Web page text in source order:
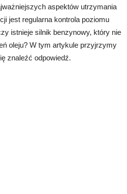
aspektów utrzymania
jest regularna kontrola poziomu
istnieje silnik benzynowy, który nie
oleju? W tym artykule przyjrzymy
znaleźć odpowiedź.